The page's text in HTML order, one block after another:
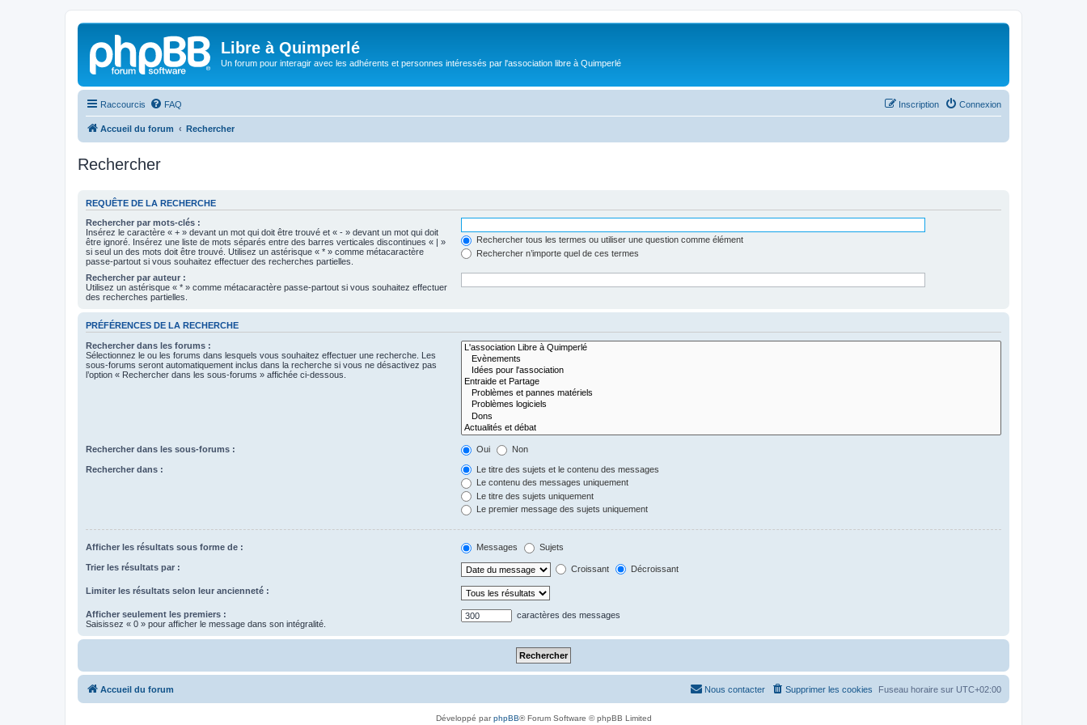
Libre à Quimperlé
Un forum pour interagir avec les adhérents et personnes intéressés par l'association libre à Quimperlé
Raccourcis FAQ Connexion
Inscription
Accueil du forum Rechercher
Rechercher
REQUÊTE DE LA RECHERCHE
Rechercher par mots-clés :
Insérez le caractère « + » devant un mot qui doit être trouvé et « - » devant un mot qui doit
être ignoré. Insérez une liste de mots séparés entre des barres verticales discontinues « | »
si seul un des mots doit être trouvé. Utilisez un astérisque « * » comme métacaractère
passe-partout si vous souhaitez effectuer des recherches partielles.
Rechercher tous les termes ou utiliser une question comme élément
Rechercher n’importe quel de ces termes
Rechercher par auteur :
Utilisez un astérisque « * » comme métacaractère passe-partout si vous souhaitez effectuer
des recherches partielles.
PRÉFÉRENCES DE LA RECHERCHE
Rechercher dans les forums :
Sélectionnez le ou les forums dans lesquels vous souhaitez effectuer une recherche. Les
sous-forums seront automatiquement inclus dans la recherche si vous ne désactivez pas
l’option « Rechercher dans les sous-forums » affichée ci-dessous.
Rechercher dans les sous-forums : Oui Non
Rechercher dans :
Le titre des sujets et le contenu des messages
Le contenu des messages uniquement
Le titre des sujets uniquement
Le premier message des sujets uniquement
Afficher les résultats sous forme de : Messages Sujets
Trier les résultats par : Croissant Décroissant
Limiter les résultats selon leur ancienneté :
Afficher seulement les premiers :
Saisissez « 0 » pour afficher le message dans son intégralité.
caractères des messages
Accueil du forum Fuseau horaire sur UTC+02:00
Supprimer les cookies
Nous contacter
Développé parphpBB® Forum Software © phpBB Limited